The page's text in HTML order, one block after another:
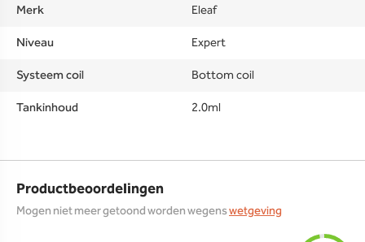
Merk
Eleaf
Niveau
Expert
Systeem coil
Bottom coil
Tankinhoud
2.0ml
Productbeoordelingen
Mogen niet meer getoond worden wegenswetgeving